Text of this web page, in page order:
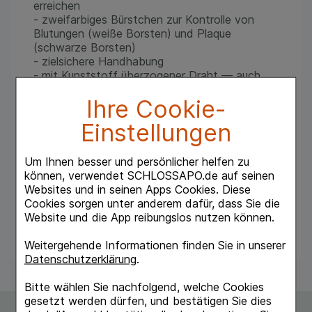
Ihre Cookie-
Einstellungen
Um Ihnen besser und persönlicher helfen zu
können, verwendet SCHLOSSAPO.de auf seinen
Websites und in seinen Apps Cookies. Diese
Cookies sorgen unter anderem dafür, dass Sie die
Website und die App reibungslos nutzen können.
Weitergehende Informationen finden Sie in unserer
Datenschutzerklärung.
Bitte wählen Sie nachfolgend, welche Cookies
gesetzt werden dürfen, und bestätigen Sie dies
erreichen
- zweifarbiges Bürstchen zur Kontrolle von
Blutungen (weiße Borsten) und Plaque
(schwarze Borsten)
- zielsichere Handhabung
- mit Kunststoff überzogener Draht — auch
Brackets geeignet
- praktisch auch für unterwegs — jedes
Bürstchen hat ein eigenes Schutzkäppchen
Interprox plus mini
Bürstchenfarbe: gelb
Drahtdurchmesser: 0,70mm
Bürstchendurchmesser: 3,0mm